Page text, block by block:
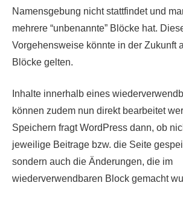
Namensgebung nicht stattfindet und
mehrere “unbenannte” Blöcke hat.
Vorgehensweise könnte in der Zukunft
Blöcke gelten.
Inhalte innerhalb eines
können zudem nun direkt bearbeitet
Speichern fragt WordPress dann, ob
jeweilige Beitrage bzw. die Seite
sondern auch die Änderungen, die im
wiederverwendbaren Block gemacht